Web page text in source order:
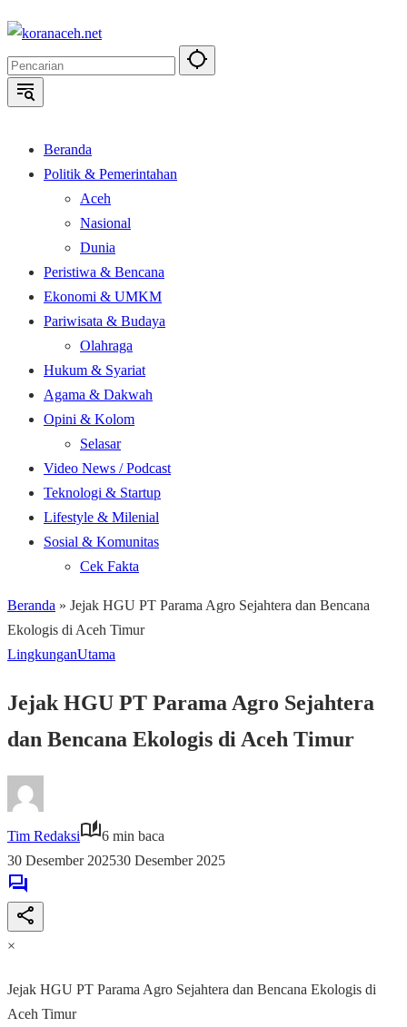
Langsung
konten
Beranda
Politik & Pemerintahan
Aceh
Nasional
Dunia
Peristiwa & Bencana
Ekonomi & UMKM
Pariwisata & Budaya
Olahraga
Hukum & Syariat
Agama & Dakwah
Opini & Kolom
Selasar
Video News / Podcast
Teknologi & Startup
Lifestyle & Milenial
Sosial & Komunitas
Cek Fakta
Beranda » Jejak HGU PT Parama Agro Sejahtera dan Bencana
Ekologis di Aceh Timur
LingkunganUtama
Jejak HGU PT Parama Agro Sejahtera
dan Bencana Ekologis di Aceh Timur
Tim Redaksi
6 min baca
30 Desember 202530 Desember 2025
×
Jejak HGU PT Parama Agro Sejahtera dan Bencana Ekologis di
Aceh Timur